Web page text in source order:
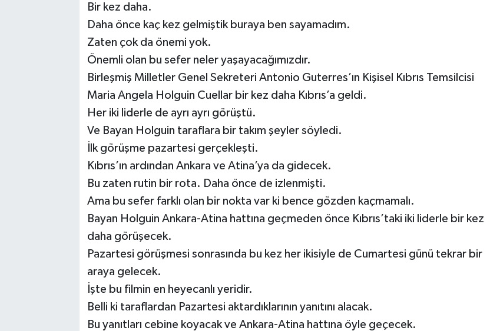
Bir kez daha.
Daha önce kaç kez gelmiştik buraya ben sayamadım.
Zaten çok da önemi yok.
Önemli olan bu sefer neler yaşayacağımızdır.
Birleşmiş Milletler Genel Sekreteri Antonio Guterres’ın Kişisel Kıbrıs Temsilcisi
Maria Angela Holguin Cuellar bir kez daha Kıbrıs’a geldi.
Her iki liderle de ayrı ayrı görüştü.
Ve Bayan Holguin taraflara bir takım şeyler söyledi.
İlk görüşme pazartesi gerçekleşti.
Kıbrıs’ın ardından Ankara ve Atina’ya da gidecek.
Bu zaten rutin bir rota. Daha önce de izlenmişti.
Ama bu sefer farklı olan bir nokta var ki bence gözden kaçmamalı.
Bayan Holguin Ankara-Atina hattına geçmeden önce Kıbrıs’taki iki liderle bir kez
daha görüşecek.
Pazartesi görüşmesi sonrasında bu kez her ikisiyle de Cumartesi günü tekrar bir
araya gelecek.
İşte bu filmin en heyecanlı yeridir.
Belli ki taraflardan Pazartesi aktardıklarının yanıtını alacak.
Bu yanıtları cebine koyacak ve Ankara-Atina hattına öyle geçecek.